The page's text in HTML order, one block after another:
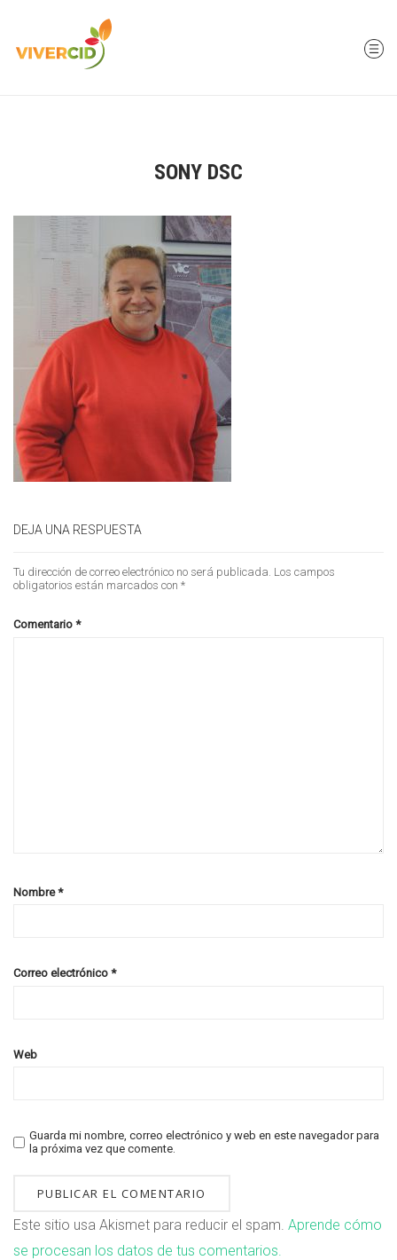
SONY DSC
DEJA UNA RESPUESTA
Tu dirección de correo electrónico no será publicada. Los campos
obligatorios están marcados con *
Comentario *
Nombre*
Correo electrónico *
Web
Guarda mi nombre, correo electrónico y web en este navegador para
la próxima vez que comente.
Este sitio usa Akismet para reducir el spam. Aprende cómo
se procesan los datos de tus comentarios.